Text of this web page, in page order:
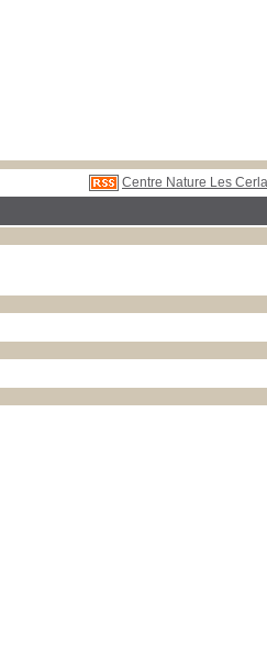
Centre Nature Les